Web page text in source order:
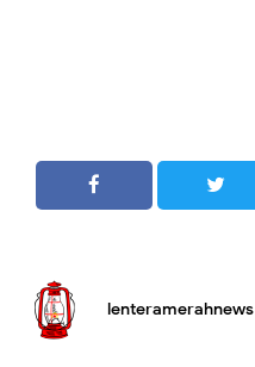
lenteramerahnews